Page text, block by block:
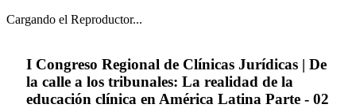
Cargando el Reproductor...
I Congreso Regional de Clínicas Jurídicas | De
la calle a los tribunales: La realidad de la
educación clínica en América Latina Parte - 02